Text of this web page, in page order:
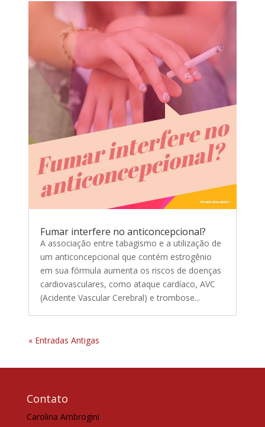
Fumar interfere no anticoncepcional?
A associação entre tabagismo e a utilização de
um anticoncepcional que contém estrogênio
em sua fórmula aumenta os riscos de doenças
cardiovasculares, como ataque cardíaco, AVC
(Acidente Vascular Cerebral) e trombose...
« Entradas Antigas
Contato
Carolina Ambrogini